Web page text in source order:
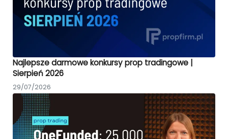
Najlepsze darmowe konkursy prop tradingowe |
Sierpień 2026
29/07/2026